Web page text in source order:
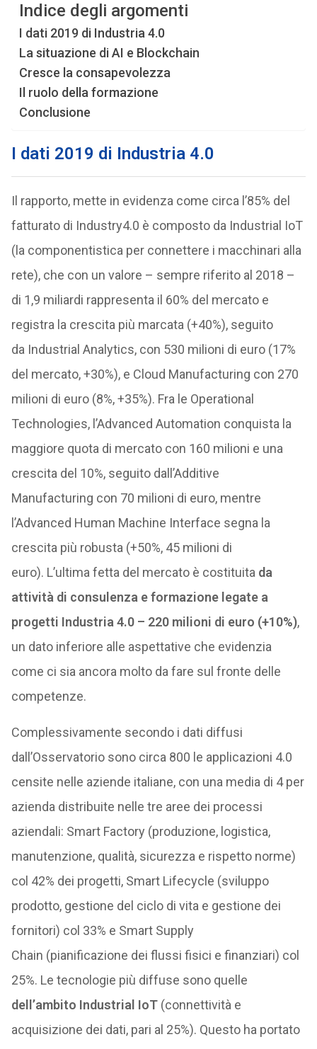
Indice degli argomenti
I dati 2019 di Industria 4.0
La situazione di AI e Blockchain
Cresce la consapevolezza
Il ruolo della formazione
Conclusione
I dati 2019 di Industria 4.0
Il rapporto, mette in evidenza come circa l’85% del
fatturato di Industry4.0 è composto da Industrial IoT
(la componentistica per connettere i macchinari alla
rete), che con un valore – sempre riferito al 2018 –
di 1,9 miliardi rappresenta il 60% del mercato e
registra la crescita più marcata (+40%), seguito
da Industrial Analytics, con 530 milioni di euro (17%
del mercato, +30%), e Cloud Manufacturing con 270
milioni di euro (8%, +35%). Fra le Operational
Technologies, l’Advanced Automation conquista la
maggiore quota di mercato con 160 milioni e una
crescita del 10%, seguito dall’Additive
Manufacturing con 70 milioni di euro, mentre
l’Advanced Human Machine Interface segna la
crescita più robusta (+50%, 45 milioni di
euro). L’ultima fetta del mercato è costituita da
attività di consulenza e formazione legate a
progetti Industria 4.0 – 220 milioni di euro (+10%),
un dato inferiore alle aspettative che evidenzia
come ci sia ancora molto da fare sul fronte delle
competenze.
Complessivamente secondo i dati diffusi
dall’Osservatorio sono circa 800 le applicazioni 4.0
censite nelle aziende italiane, con una media di 4 per
azienda distribuite nelle tre aree dei processi
aziendali: Smart Factory (produzione, logistica,
manutenzione, qualità, sicurezza e rispetto norme)
col 42% dei progetti, Smart Lifecycle (sviluppo
prodotto, gestione del ciclo di vita e gestione dei
fornitori) col 33% e Smart Supply
Chain (pianificazione dei flussi fisici e finanziari) col
25%. Le tecnologie più diffuse sono quelle
dell’ambito Industrial IoT(connettività e
acquisizione dei dati, pari al 25%). Questo ha portato